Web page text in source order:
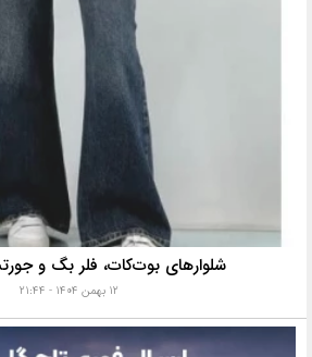
شلوارهای بوت‌کات، فلر بگ و
۱۲ بهمن ۱۴۰۴ - ۲۱:۴۴